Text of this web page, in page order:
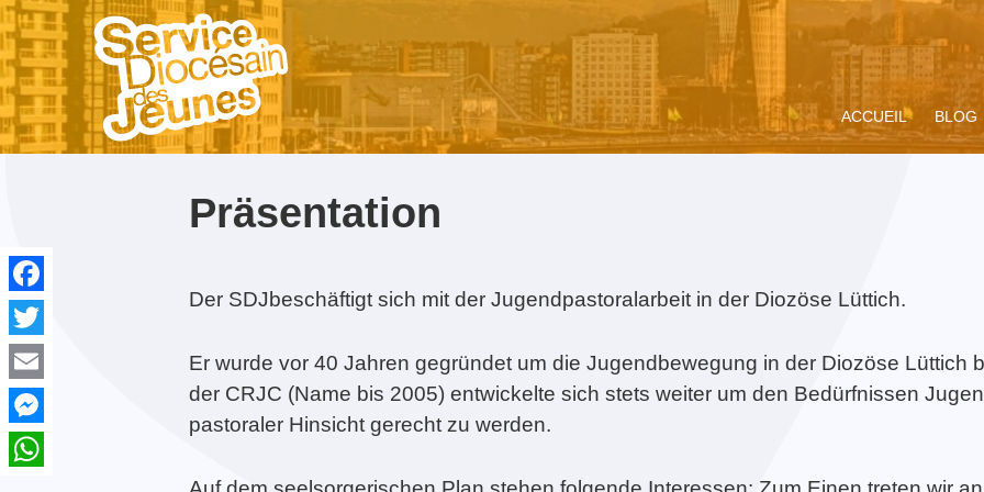
ACCUEIL BLOG
On change de site web !
route pour le Jubilé de
l’Espérance
& présence réelle
« Pèlerins
d’espérance » :
propositions pour les
Rassemblement
Diocésain des Jeunes
2017
16-02-2021
Gaudium
Battice
Contact & Équipe
spirituel
Präsentation
Der SDJbeschäftigt sich mit der Jugendpastoralarbeit in der Diozöse Lüttich.
Er wurde vor 40 Jahren gegründet um die Jugendbewegung in der Diozöse Lüttich
der CRJC (Name bis 2005) entwickelte sich stets weiter um den Bedürfnissen
pastoraler Hinsicht gerecht zu werden.
Facebook
Twitter
Email
Messenger